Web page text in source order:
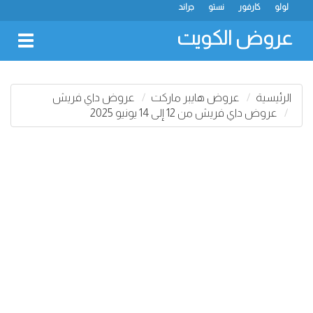
جراند نستو كارفور لولو
عروض الكويت
الرئيسية عروض هايبر ماركت
عروض داي فريش
عروض داي فريش من 12 إلى 14 يونيو 2025